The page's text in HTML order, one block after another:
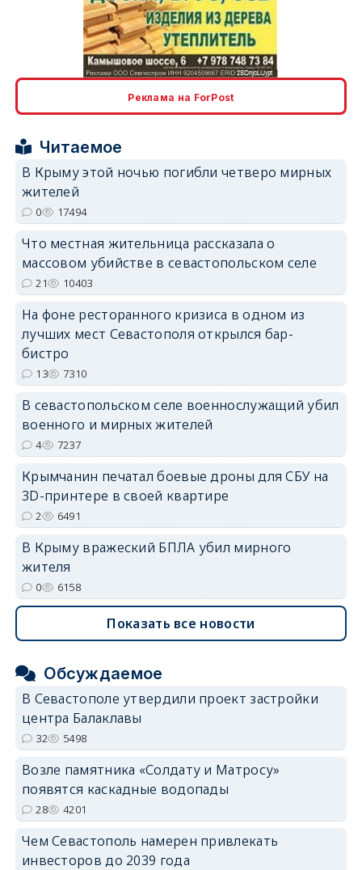
erid: 2SDnjcLUypt
erid: 2SDnjdPjgYS
Реклама на ForPost
Читаемое
В Крыму этой ночью погибли четверо мирных
жителей
0 17494
Что местная жительница рассказала о
массовом убийстве в севастопольском селе
21 10403
На фоне ресторанного кризиса в одном из
лучших мест Севастополя открылся бар-
бистро
13 7310
В севастопольском селе военнослужащий убил
военного и мирных жителей
4 7237
Крымчанин печатал боевые дроны для СБУ на
3D-принтере в своей квартире
2 6491
В Крыму вражеский БПЛА убил мирного
жителя
0 6158
Показать все новости
Обсуждаемое
В Севастополе утвердили проект застройки
центра Балаклавы
32 5498
Возле памятника «Солдату и Матросу»
появятся каскадные водопады
28 4201
Чем Севастополь намерен привлекать
инвесторов до 2039 года